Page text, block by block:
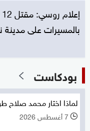
بالمسيرات على
بودكاست
لماذا اختار محمد صلاح
l 7 أغسطس 2026